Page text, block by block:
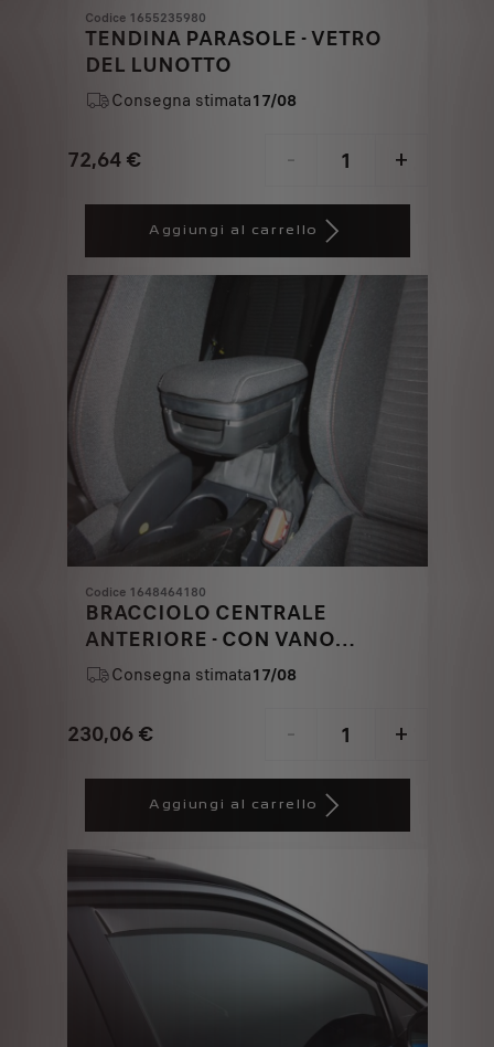
Codice 1655235980
TENDINA PARASOLE - VETRO
DEL LUNOTTO
Consegna stimata17/08
72,64 €
Price
€
- +
Quantity
1
Aggiungi al carrello
Codice 1648464180
BRACCIOLO CENTRALE
ANTERIORE - CON VANO
PORTAOGGETTI
Consegna stimata17/08
230,06 €
Price
€
- +
Quantity
1
Aggiungi al carrello